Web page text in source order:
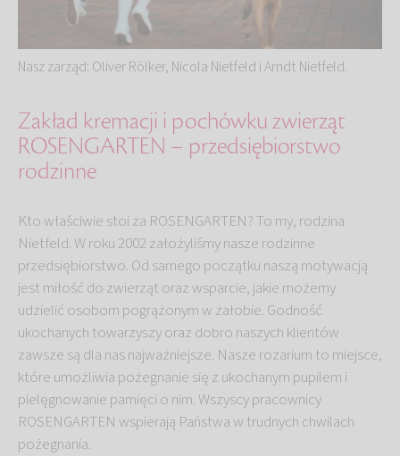
Nasz zarząd: Oliver Rölker, Nicola Nietfeld i Arndt Nietfeld.
Zakład kremacji i pochówku zwierząt
ROSENGARTEN – przedsiębiorstwo
rodzinne
Kto właściwie stoi za ROSENGARTEN? To my, rodzina
Nietfeld. W roku 2002 założyliśmy nasze rodzinne
przedsiębiorstwo. Od samego początku naszą motywacją
jest miłość do zwierząt oraz wsparcie, jakie możemy
udzielić osobom pogrążonym w żałobie. Godność
ukochanych towarzyszy oraz dobro naszych klientów
zawsze są dla nas najważniejsze. Nasze rozarium to miejsce,
które umożliwia pożegnanie się z ukochanym pupilem i
pielęgnowanie pamięci o nim. Wszyscy pracownicy
ROSENGARTEN wspierają Państwa w trudnych chwilach
pożegnania.